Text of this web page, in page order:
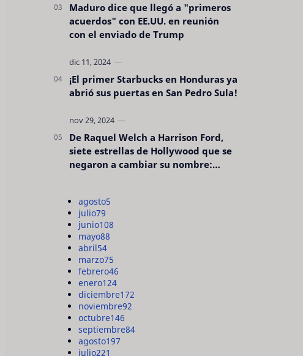
Maduro dice que llegó a "primeros
acuerdos" con EE.UU. en reunión
con el enviado de Trump
¡El primer Starbucks en Honduras ya
abrió sus puertas en San Pedro Sula!
De Raquel Welch a Harrison Ford,
siete estrellas de Hollywood que se
negaron a cambiar su nombre:
agosto5
julio79
junio108
mayo88
abril54
marzo75
febrero46
enero124
diciembre172
noviembre92
octubre146
septiembre84
agosto197
julio221